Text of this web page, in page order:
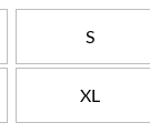
S
XL